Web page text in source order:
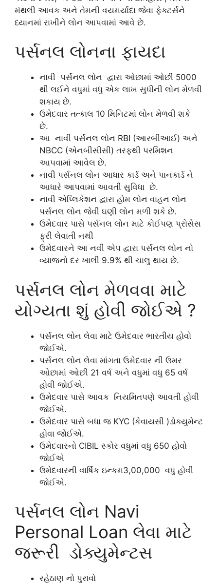
મંથલી આવક અને તેમની વયમર્યાદા જેવા ફેક્ટર્સને
ધ્યાનમાં રાખીને લોન આપવામાં આવે છે.
પર્સનલ લોનના ફાયદા
નાવી પર્સનલ લોન દ્વારા ઓછામાં ઓછી 5000
થી લઈને વધુમાં વધુ એક લાખ સુધીની લોન મેળવી
શકાય છે.
ઉમેદવાર તત્કાલ 10 મિનિટમાં લોન મેળવી શકે
છે.
આ નાવી પર્સનલ લોન RBI (આરબીઆઈ) અને
NBCC (એનબીસીસી) તરફથી પરમિશન
આપવામાં આવેલ છે.
નાવી પર્સનલ લોન આધાર કાર્ડ અને પાનકાર્ડ ને
આધારે આપવામાં આવતી સુવિધા છે.
નાવી એપ્લિકેશન દ્વારા હોમ લોન વાહન લોન
પર્સનલ લોન જેવી ઘણી લોન મળી શકે છે.
ઉમેદવાર પાસે પર્સનલ લોન માટે કોઈપણ પ્રોસેસ
ફ્રી લેવાતી નથી
ઉમેદવારને આ નવી એપ દ્વારા પર્સનલ લોન નો
વ્યાજનો દર ખાલી 9.9% થી ચાલુ થાય છે.
પર્સનલ લોન મેળવવા માટે
યોગ્યતા શું હોવી જોઈએ ?
પર્સનલ લોન લેવા માટે ઉમેદવાર ભારતીય હોવો
જોઈએ.
પર્સનલ લોન લેવા માંગતા ઉમેદવાર ની ઉમર
ઓછામાં ઓછી 21 વર્ષ અને વધુમાં વધુ 65 વર્ષ
હોવી જોઈએ.
ઉમેદવાર પાસે આવક નિયમિતપણે આવતી હોવી
જોઈએ.
ઉમેદવાર પાસે બધા જ KYC (કેવાયસી )ડોક્યુમેન્ટ
હોવા જોઈએ.
ઉમેદવારનો CIBIL સ્કોર વધુમાં વધુ 650 હોવો
જોઈએ
ઉમેદવારની વાર્ષિક ઇન્કમ3,00,000 વધુ હોવી
જોઈએ.
પર્સનલ લોન Navi
Personal Loan લેવા માટે
જરૂરી ડોક્યુમેન્ટસ
રહેઠાણ નો પુરાવો